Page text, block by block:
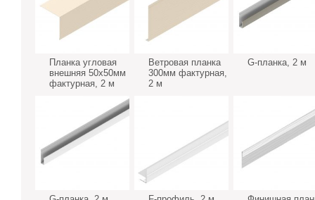
Планка угловая
внешняя 50х50мм
фактурная, 2 м
Ветровая планка
300мм фактурная,
2 м
G-планка, 2 м